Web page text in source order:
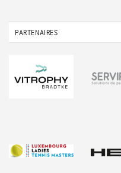
PARTENAIRES